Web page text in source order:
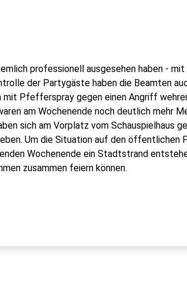
professionell ausgesehen haben - mit
der Partygäste haben die Beamten
mit Pfefferspray gegen einen Angriff
am Wochenende noch deutlich mehr
sich am Vorplatz vom Schauspielhaus
Um die Situation auf den öffentlichen
Wochenende ein Stadtstrand
zusammen feiern können.